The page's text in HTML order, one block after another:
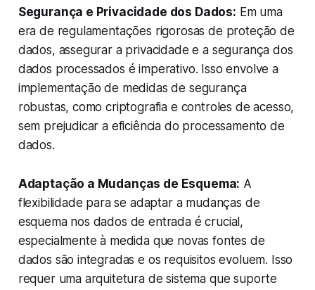
Segurança e Privacidade dos Dados: Em uma
era de regulamentações rigorosas de proteção de
dados, assegurar a privacidade e a segurança dos
dados processados é imperativo. Isso envolve a
implementação de medidas de segurança
robustas, como criptografia e controles de acesso,
sem prejudicar a eficiência do processamento de
dados.
Adaptação a Mudanças de Esquema: A
flexibilidade para se adaptar a mudanças de
esquema nos dados de entrada é crucial,
especialmente à medida que novas fontes de
dados são integradas e os requisitos evoluem. Isso
requer uma arquitetura de sistema que suporte